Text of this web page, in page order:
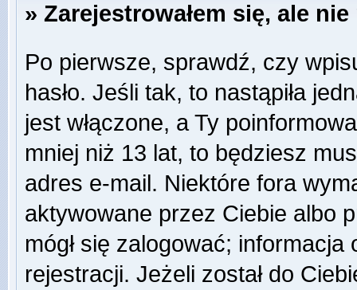
» Zarejestrowałem się, ale
Po pierwsze, sprawdź, czy
hasło. Jeśli tak, to nastąpiła
jest włączone, a Ty
mniej niż 13 lat, to będziesz
adres e-mail. Niektóre fora
aktywowane przez Ciebie albo
mógł się zalogować;
rejestracji. Jeżeli został do